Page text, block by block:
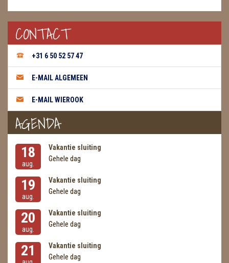
MASSAGE
METEORIETEN
READING EN PERSOONLIJK ADVIES
RUWE STENEN
SCHEDELS / SKULLS
SELENIET
SPECIALE STUKKEN
TELEFOON KOORDEN
THEELICHTEN
VLINDERS
WIEROOK, OLIE & TOEBEHOREN
ZAKJES WATER ELIXERS
CONTACT
+31 6 50 52 57 47
E-MAIL ALGEMEEN
E-MAIL WIEROOK
AGENDA
18
aug.
Vakantie sluiting
Gehele dag
19
aug.
Vakantie sluiting
Gehele dag
20
aug.
Vakantie sluiting
Gehele dag
21
Vakantie sluiting
Gehele dag